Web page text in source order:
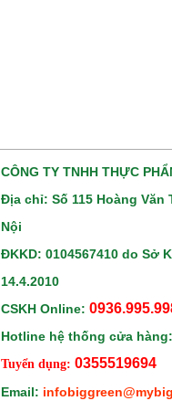
CÔNG TY TNHH THỰC
Địa chỉ: Số 115 Hoàng
Nội
ĐKKD: 0104567410 do Sở
14.4.2010
CSKH Online:
Hotline hệ thống cửa hàng:
Tuyển dụng: 0355519694
Email: